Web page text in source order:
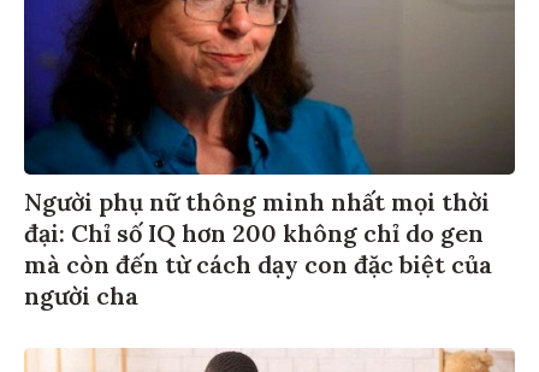
Người phụ nữ thông minh nhất mọi thời
đại: Chỉ số IQ hơn 200 không chỉ do gen
mà còn đến từ cách dạy con đặc biệt của
người cha